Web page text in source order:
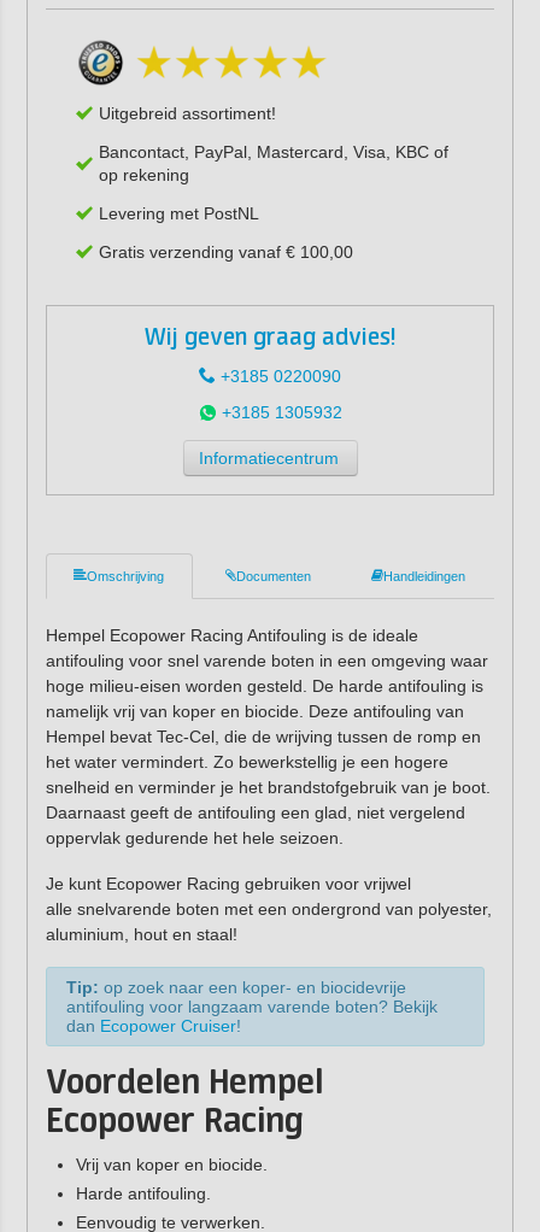
Uitgebreid assortiment!
Bancontact, PayPal, Mastercard, Visa, KBC of
op rekening
Levering met PostNL
Gratis verzending vanaf € 100,00
Wij geven graag advies!
+3185 0220090
+3185 1305932
Informatiecentrum
Omschrijving Documenten Handleidingen
Hempel Ecopower Racing Antifouling is de ideale
antifouling voor snel varende boten in een omgeving waar
hoge milieu-eisen worden gesteld. De harde antifouling is
namelijk vrij van koper en biocide. Deze antifouling van
Hempel bevat Tec-Cel, die de wrijving tussen de romp en
het water vermindert. Zo bewerkstellig je een hogere
snelheid en verminder je het brandstofgebruik van je boot.
Daarnaast geeft de antifouling een glad, niet vergelend
oppervlak gedurende het hele seizoen.
Je kunt Ecopower Racing gebruiken voor vrijwel
alle snelvarende boten met een ondergrond van polyester,
aluminium, hout en staal!
Tip: op zoek naar een koper- en biocidevrije
antifouling voor langzaam varende boten? Bekijk
dan Ecopower Cruiser!
Voordelen Hempel
Ecopower Racing
Vrij van koper en biocide.
Harde antifouling.
Eenvoudig te verwerken.